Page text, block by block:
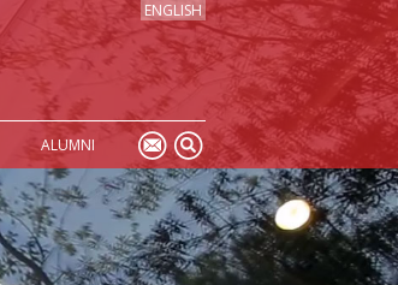
ENGLISH
ALUMNI